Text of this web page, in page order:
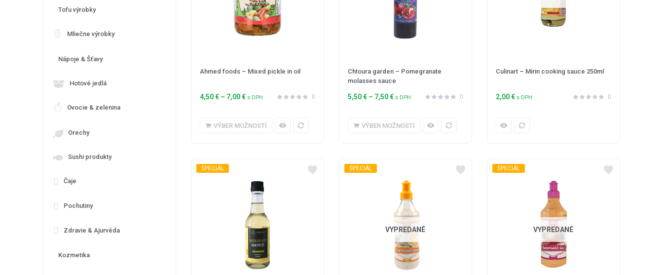
Ahmed foods – Mixed pickle in oil
0
4,50€ – 7,00€ s DPH
VÝBER MOŽNOSTÍ
Chtoura garden – Pomegranate
molasses sauce
0
5,50€ – 7,50€ s DPH
VÝBER MOŽNOSTÍ
Culinart – Mirin cooking sauce 250ml
0
2,00€ s DPH
ŠPECIÁL ŠPECIÁL
VYPREDANÉ
ŠPECIÁL
VYPREDANÉ
Tofu výrobky
Mliečne výrobky
Nápoje & Šťavy
Hotové jedlá
Ovocie & zelenina
Orechy
Sushi produkty
Čaje
Pochutiny
Zdravie & Ajurvéda
Kozmetika